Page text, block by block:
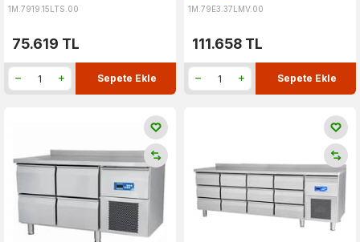
1M.7919.15LTS.00
75.619 TL
Sepete Ekle
1M.79E3.37LMV.00
111.658 TL
Sepete Ekle